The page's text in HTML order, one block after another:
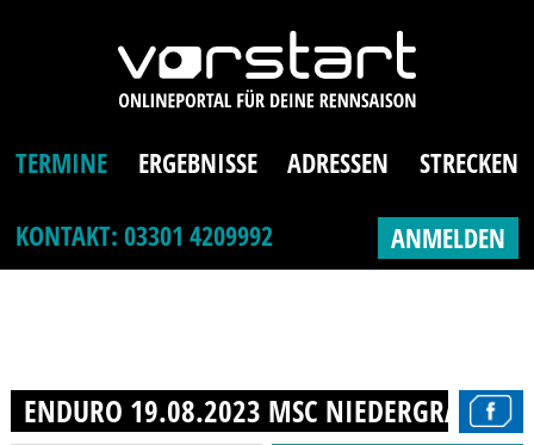
TERMINE ERGEBNISSE ADRESSEN
STRECKEN
KONTAKT: 03301 4209992
ANMELDEN
ENDURO 19.08.2023 MSC